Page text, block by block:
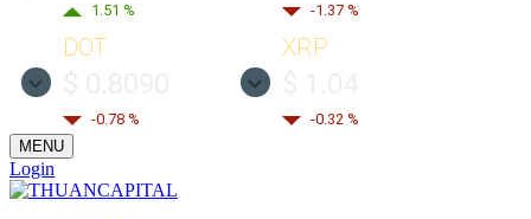
1.51 % -1.37 %
DOT
-0.78 %
XRP
-0.32 %
MENU
Login